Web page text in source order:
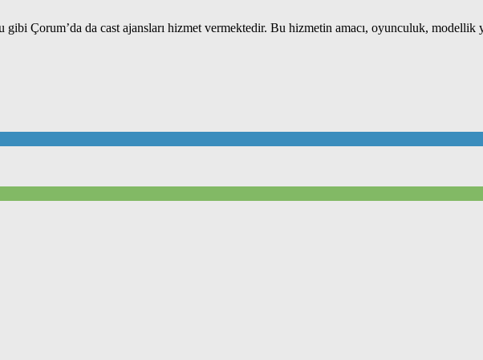
Çorum’da da cast ajansları hizmet vermektedir. Bu hizmetin amacı, oyunculuk, modellik